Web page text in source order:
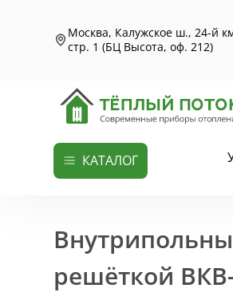
Москва, Калужское ш., 24-й
стр. 1 (БЦ Высота, оф. 212)
КАТАЛОГ
решёткой